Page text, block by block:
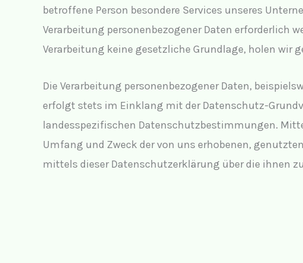
betroffene Person besondere Services unseres
Verarbeitung personenbezogener Daten erforderlich
Verarbeitung keine gesetzliche Grundlage, holen wir
Die Verarbeitung personenbezogener Daten,
erfolgt stets im Einklang mit der Datenschutz-
landesspezifischen Datenschutzbestimmungen.
Umfang und Zweck der von uns erhobenen,
mittels dieser Datenschutzerklärung über die ihnen